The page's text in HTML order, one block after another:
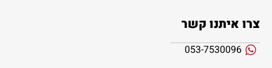
צרו איתנו קשר
053-7530096